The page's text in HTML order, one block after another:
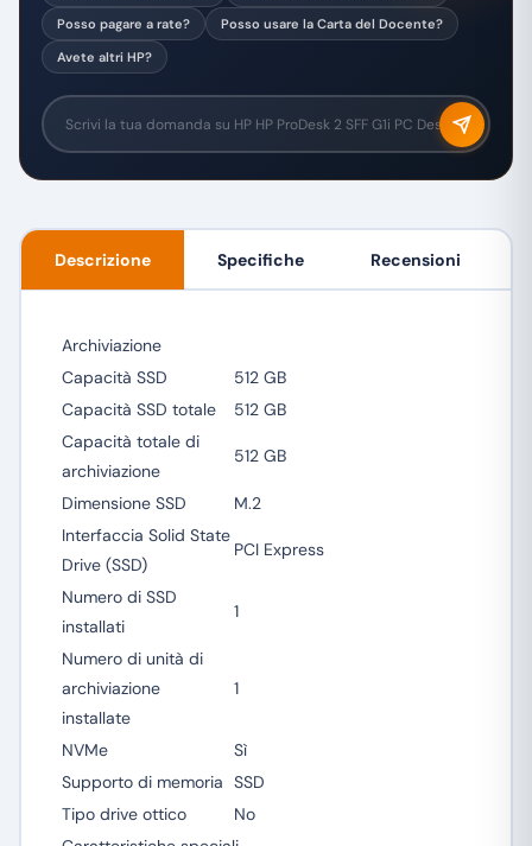
Posso pagare a rate?
Posso usare la Carta del Docente?
Avete altri HP?
Descrizione Specifiche Recensioni
Archiviazione
Capacità SSD
512 GB
Capacità SSD totale
512 GB
Capacità totale di
archiviazione
512 GB
Dimensione SSD
M.2
Interfaccia Solid State
Drive (SSD)
PCI Express
Numero di SSD
installati
1
Numero di unità di
archiviazione
installate
1
NVMe
Sì
Supporto di memoria SSD
Tipo drive ottico
No